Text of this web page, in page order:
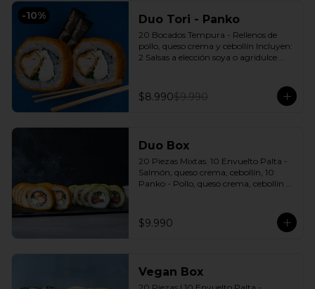
-10% Duo Tori - Panko
20 Bocados Tempura - Rellenos de
pollo, queso crema y cebollín Incluyen:
2 Salsas a elección soya o agridulce
$8.990$9.990
Duo Box
20 Piezas Mixtas. 10 Envuelto Palta -
Salmón, queso crema, cebollín, 10
Panko - Pollo, queso crema, cebollín
$9.990
Vegan Box